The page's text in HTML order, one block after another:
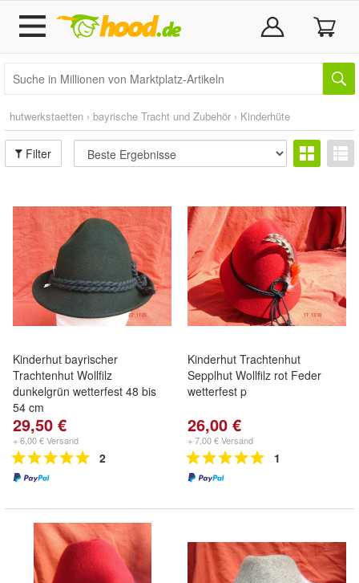
hutwerkstaetten › bayrische Tracht und Zubehör › Kinderhüte
Filter
Kinderhut bayrischer
Trachtenhut Wollfilz
dunkelgrün wetterfest 48 bis
54 cm
29,50 €
+ 6,00 € Versand
2
Kinderhut Trachtenhut
Sepplhut Wollfilz rot Feder
wetterfest p
26,00 €
+ 7,00 € Versand
1